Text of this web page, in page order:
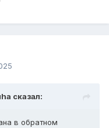
сказал:
в обратном